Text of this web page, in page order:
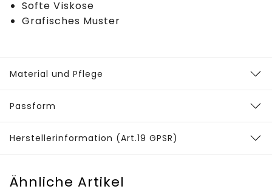
Softe Viskose
Grafisches Muster
Material und Pflege
Passform
Herstellerinformation (Art.19 GPSR)
Ähnliche Artikel